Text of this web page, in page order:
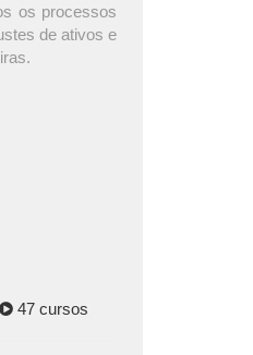
os processos
de ativos e
47 cursos